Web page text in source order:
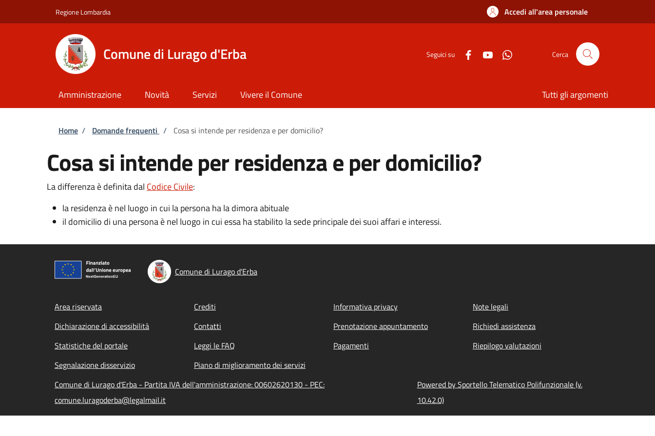
Regione Lombardia Accedi all'area personale
Comune di Lurago d'Erba Seguici su Cerca
Amministrazione Novità Servizi Vivere il Comune Tutti gli argomenti
Briciole di pane
Home / Domande frequenti / Cosa si intende per residenza e per domicilio?
Cosa si intende per residenza e per domicilio?
La differenza è definita dal Codice Civile:
la residenza è nel luogo in cui la persona ha la dimora abituale
il domicilio di una persona è nel luogo in cui essa ha stabilito la sede principale dei suoi affari e interessi.
Comune di Lurago d'Erba
Footer menu
Area riservata Crediti Informativa privacy
Note legali
Dichiarazione di accessibilità
Contatti Prenotazione appuntamento
Richiedi assistenza
Statistiche del portale
Leggi le FAQ Pagamenti
Riepilogo valutazioni
Segnalazione disservizio
Piano di miglioramento dei servizi
Comune di Lurago d'Erba - Partita IVA dell'amministrazione: 00602620130 - PEC:
comune.luragoderba@legalmail.it
Powered by Sportello Telematico Polifunzionale (v.
10.42.0)